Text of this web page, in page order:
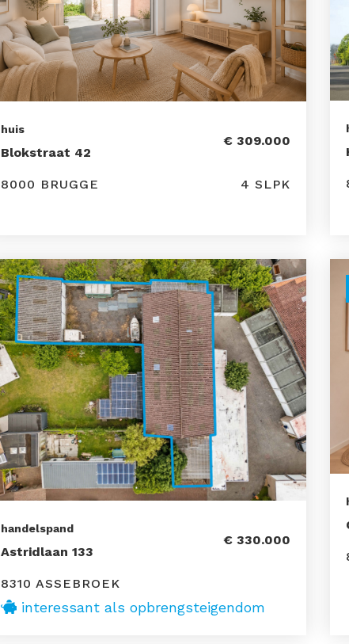
huis
Blokstraat 42
€ 309.000
8000 BRUGGE 4 SLPK
handelspand
Astridlaan 133
€ 330.000
8310 ASSEBROEK
interessant als opbrengsteigendom